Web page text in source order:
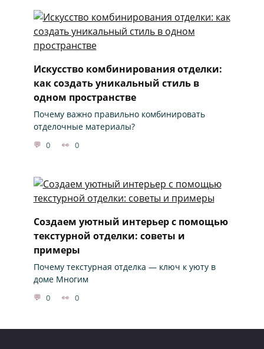
Искусство комбинирования отделки:
как создать уникальный стиль в
одном пространстве
Почему важно правильно комбинировать
отделочные материалы?
0 0
Создаем уютный интерьер с помощью
текстурной отделки: советы и
примеры
Почему текстурная отделка — ключ к уюту в
доме Многим
0 0